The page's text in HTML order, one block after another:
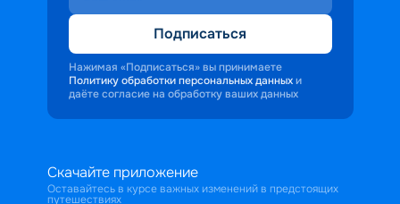
Подписаться
Нажимая «Подписаться» вы принимаете
Политику обработки персональных данных и
даёте согласие на обработку ваших данных
Скачайте приложение
Оставайтесь в курсе важных изменений в предстоящих
путешествиях